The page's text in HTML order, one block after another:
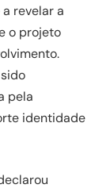
revelar a
o projeto
pela
identidade